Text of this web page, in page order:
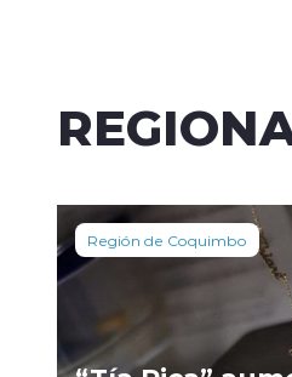
Región de Coquimbo